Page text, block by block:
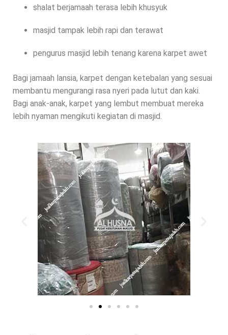
shalat berjamaah terasa lebih khusyuk
masjid tampak lebih rapi dan terawat
pengurus masjid lebih tenang karena karpet awet
Bagi jamaah lansia, karpet dengan ketebalan yang sesuai
membantu mengurangi rasa nyeri pada lutut dan kaki.
Bagi anak-anak, karpet yang lembut membuat mereka
lebih nyaman mengikuti kegiatan di masjid.